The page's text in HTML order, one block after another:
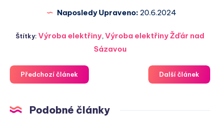
Naposledy Upraveno: 20.6.2024
Štítky:Výroba elektřiny,Výroba elektřiny Žďár nad
Sázavou
Předchozí článek Další článek
Podobné články